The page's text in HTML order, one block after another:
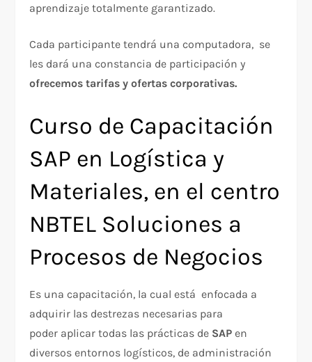
aprendizaje totalmente garantizado.
Cada participante tendrá una computadora, se
les dará una constancia de participación y
ofrecemos tarifas y ofertas corporativas.
Curso de Capacitación
SAP en Logística y
Materiales, en el centro
NBTEL Soluciones a
Procesos de Negocios
Es una capacitación, la cual está enfocada a
adquirir las destrezas necesarias para
poder aplicar todas las prácticas de SAP en
diversos entornos logísticos, de administración